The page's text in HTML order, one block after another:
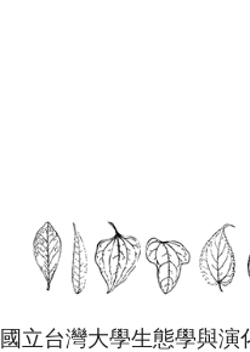
國立台灣大學生態學與演